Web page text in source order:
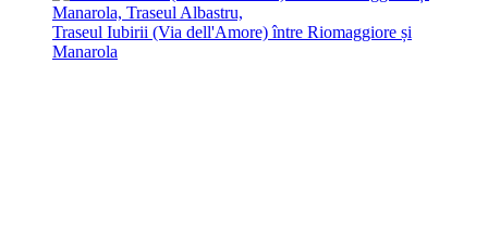
Traseul Iubirii (Via dell'Amore) între Riomaggiore și
Manarola